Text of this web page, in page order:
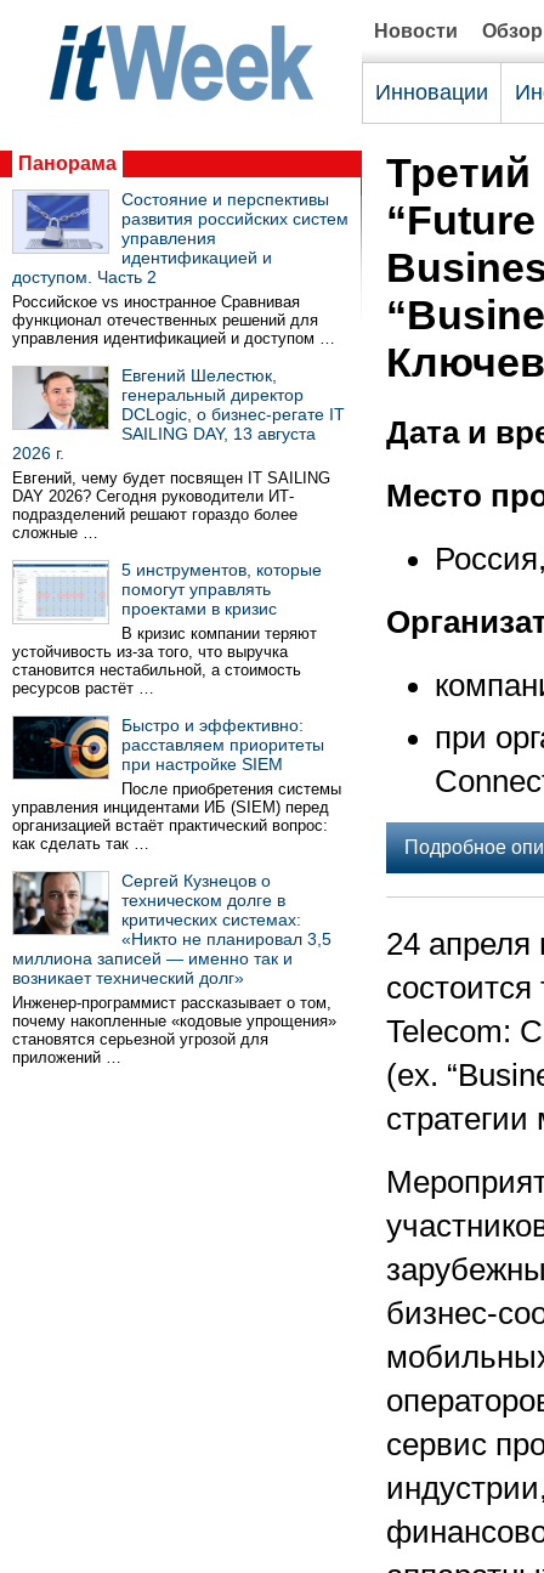
Новости
Инновации
Панорама
Состояние и перспективы
развития российских систем
управления
идентификацией и
доступом. Часть 2
Российское vs иностранное Сравнивая
функционал отечественных решений для
управления идентификацией и доступом …
Евгений Шелестюк,
генеральный директор
DCLogic, о бизнес-регате IT
SAILING DAY, 13 августа
2026 г.
Евгений, чему будет посвящен IT SAILING
DAY 2026? Сегодня руководители ИТ-
подразделений решают гораздо более
сложные …
5 инструментов, которые
помогут управлять
проектами в кризис
В кризис компании теряют
устойчивость из-за того, что выручка
становится нестабильной, а стоимость
ресурсов растёт …
Быстро и эффективно:
расставляем приоритеты
при настройке SIEM
После приобретения системы
управления инцидентами ИБ (SIEM) перед
организацией встаёт практический вопрос:
как сделать так …
Сергей Кузнецов о
техническом долге в
критических системах:
«Никто не планировал 3,5
миллиона записей — именно так и
возникает технический долг»
Инженер-программист рассказывает о том,
почему накопленные «кодовые упрощения»
становятся серьезной угрозой для
приложений …
Дата и
Место
при
Подробное
24 апреля
Telecom:
(ex.
бизнес-
сервис